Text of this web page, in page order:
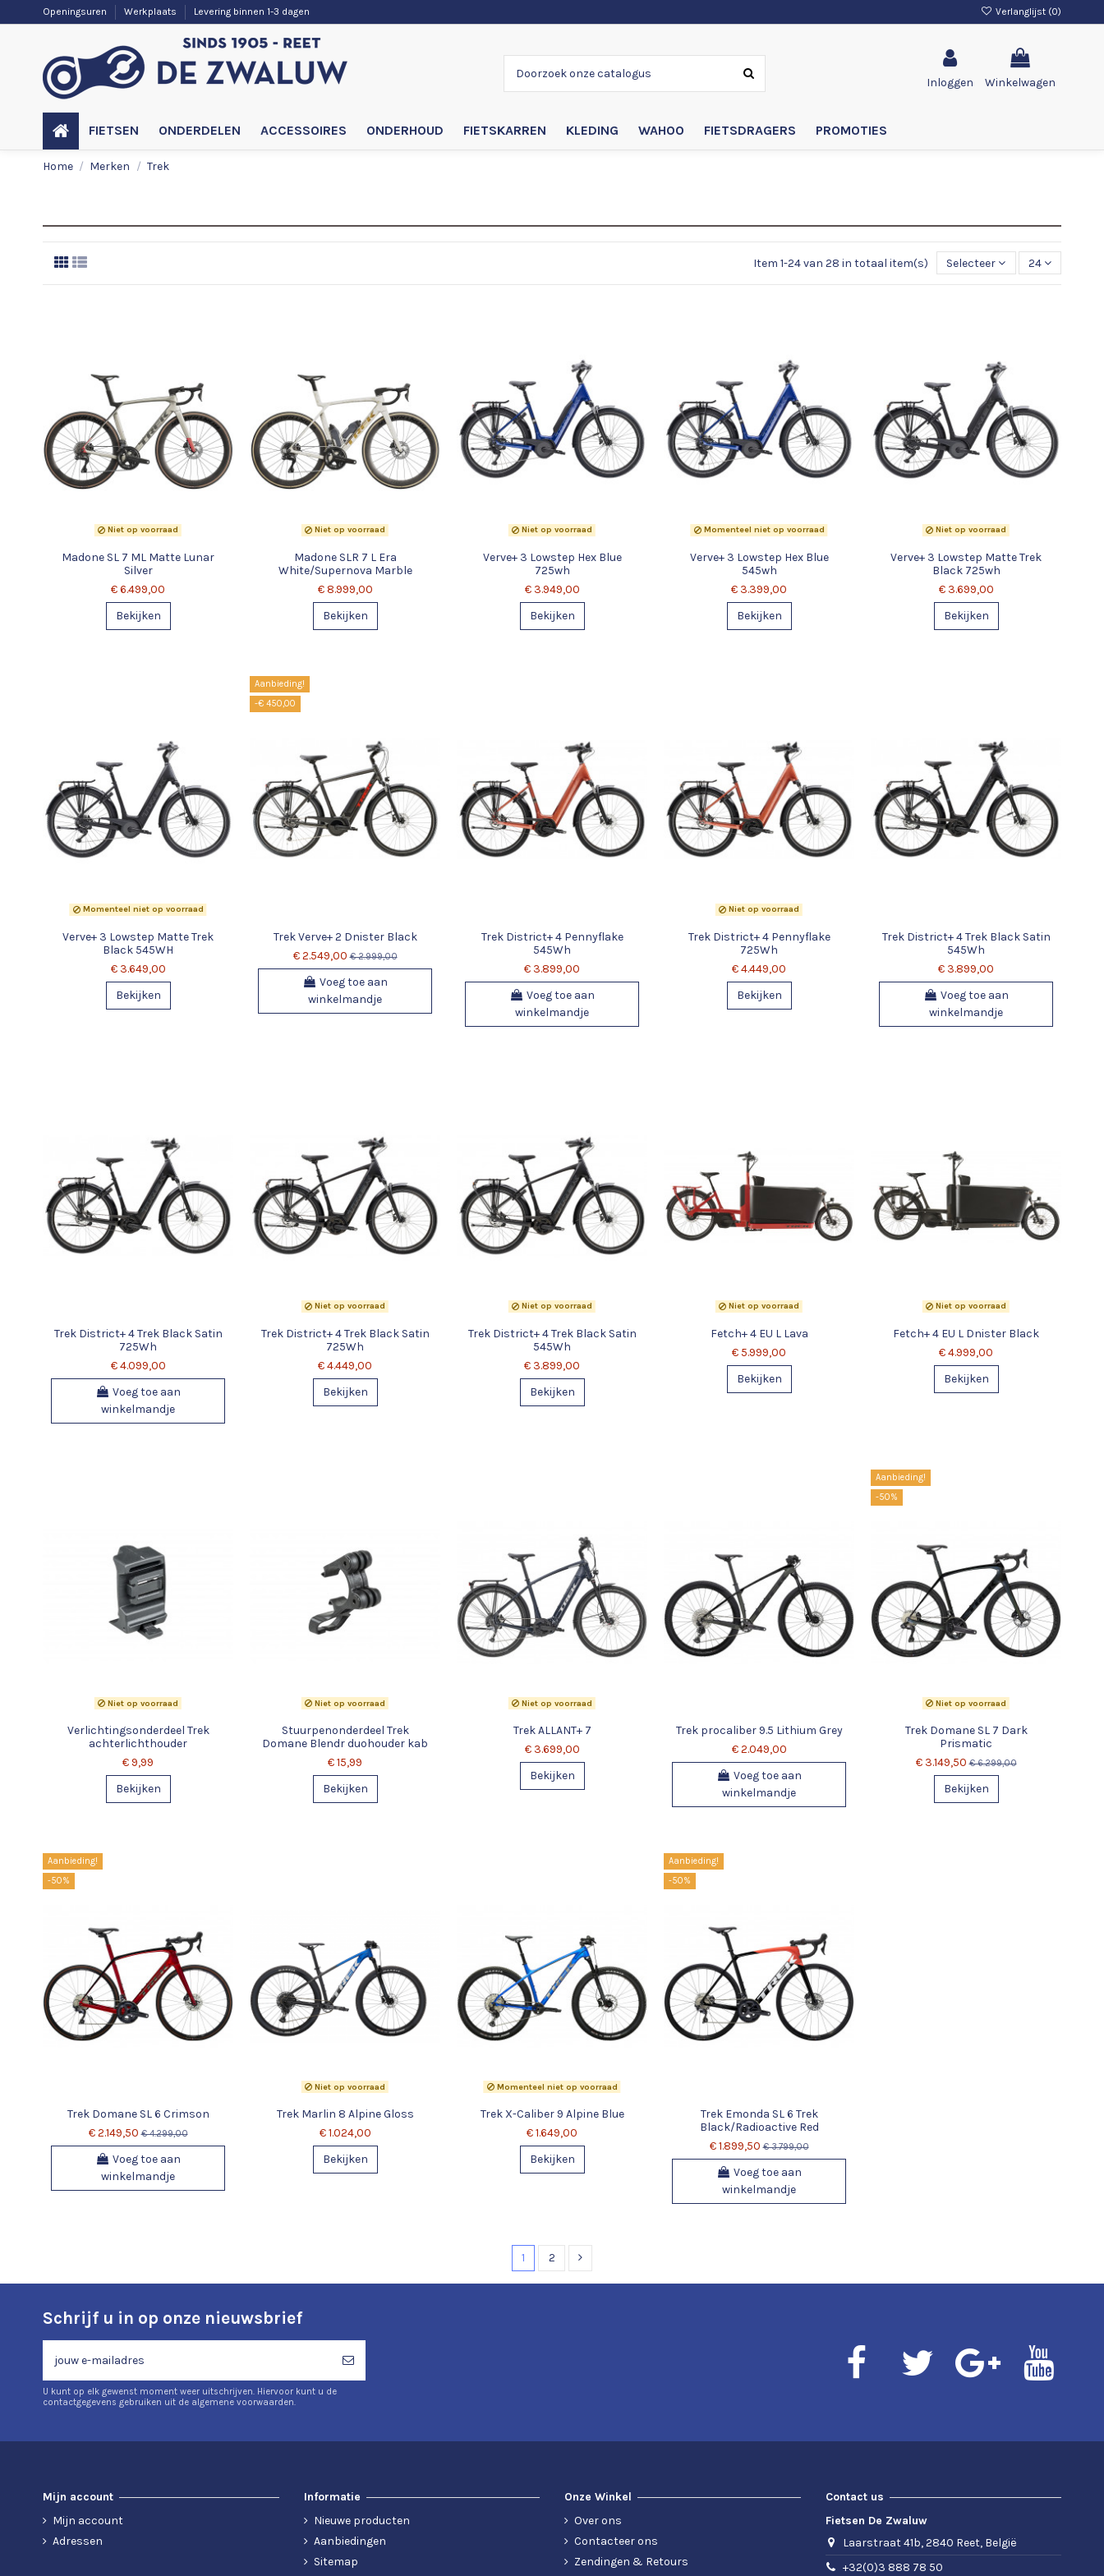
Openingsuren Werkplaats Levering binnen 1-3 dagen Verlanglijst (0)
Inloggen Winkelwagen
FIETSEN ONDERDELEN ACCESSOIRES ONDERHOUD FIETSKARREN KLEDING WAHOO FIETSDRAGERS PROMOTIES
Home Merken Trek
Item 1-24 van 28 in totaal item(s) Selecteer 24
Niet op voorraad
Madone SL 7 ML Matte Lunar
Silver
€ 6.499,00
Bekijken
Niet op voorraad
Madone SLR 7 L Era
White/Supernova Marble
€ 8.999,00
Bekijken
Niet op voorraad
Verve+ 3 Lowstep Hex Blue
725wh
€ 3.949,00
Bekijken
Momenteel niet op voorraad
Verve+ 3 Lowstep Hex Blue
545wh
€ 3.399,00
Bekijken
Niet op voorraad
Verve+ 3 Lowstep Matte Trek
Black 725wh
€ 3.699,00
Bekijken
Momenteel niet op voorraad
Verve+ 3 Lowstep Matte Trek
Black 545WH
€ 3.649,00
Bekijken
Aanbieding!
-€ 450,00
Trek Verve+ 2 Dnister Black
€ 2.549,00 € 2.999,00
Voeg toe aan
winkelmandje
Trek District+ 4 Pennyflake
545Wh
€ 3.899,00
Voeg toe aan
winkelmandje
Niet op voorraad
Trek District+ 4 Pennyflake
725Wh
€ 4.449,00
Bekijken
Trek District+ 4 Trek Black Satin
545Wh
€ 3.899,00
Voeg toe aan
winkelmandje
Trek District+ 4 Trek Black Satin
725Wh
€ 4.099,00
Voeg toe aan
winkelmandje
Niet op voorraad
Trek District+ 4 Trek Black Satin
725Wh
€ 4.449,00
Bekijken
Niet op voorraad
Trek District+ 4 Trek Black Satin
545Wh
€ 3.899,00
Bekijken
Niet op voorraad
Fetch+ 4 EU L Lava
€ 5.999,00
Bekijken
Niet op voorraad
Fetch+ 4 EU L Dnister Black
€ 4.999,00
Bekijken
Niet op voorraad
Verlichtingsonderdeel Trek
achterlichthouder
€ 9,99
Bekijken
Niet op voorraad
Stuurpenonderdeel Trek
Domane Blendr duohouder kab
€ 15,99
Bekijken
Niet op voorraad
Trek ALLANT+ 7
€ 3.699,00
Bekijken
Trek procaliber 9.5 Lithium Grey
€ 2.049,00
Voeg toe aan
winkelmandje
Aanbieding!
-50%
Niet op voorraad
Trek Domane SL 7 Dark
Prismatic
€ 3.149,50 € 6.299,00
Bekijken
Aanbieding!
-50%
Trek Domane SL 6 Crimson
€ 2.149,50 € 4.299,00
Voeg toe aan
winkelmandje
Niet op voorraad
Trek Marlin 8 Alpine Gloss
€ 1.024,00
Bekijken
Momenteel niet op voorraad
Trek X-Caliber 9 Alpine Blue
€ 1.649,00
Bekijken
Aanbieding!
-50%
Trek Emonda SL 6 Trek
Black/Radioactive Red
€ 1.899,50 € 3.799,00
Voeg toe aan
winkelmandje
1 2
Schrijf u in op onze nieuwsbrief
U kunt op elk gewenst moment weer uitschrijven. Hiervoor kunt u de
contactgegevens gebruiken uit de algemene voorwaarden.
Mijn account
Mijn account
Adressen
Informatie
Nieuwe producten
Aanbiedingen
Sitemap
Onze Winkel
Over ons
Contacteer ons
Zendingen & Retours
Contact us
Fietsen De Zwaluw
Laarstraat 41b, 2840 Reet, België
+32(0)3 888 78 50